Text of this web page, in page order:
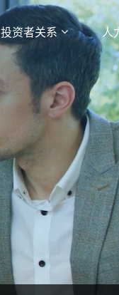
投资者关系 人